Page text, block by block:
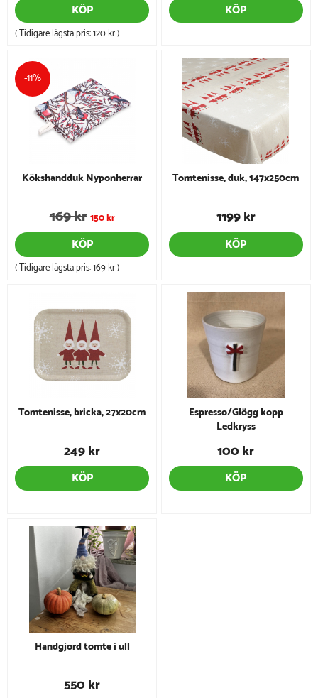
KÖP
( Tidigare lägsta pris:120 kr)
KÖP
-11%
Kökshandduk Nyponherrar
169 kr 150 kr
KÖP
( Tidigare lägsta pris:169 kr)
Tomtenisse, duk, 147x250cm
1199 kr
KÖP
Tomtenisse, bricka, 27x20cm
249 kr
KÖP
Espresso/Glögg kopp
Ledkryss
100 kr
KÖP
Handgjord tomte i ull
550 kr